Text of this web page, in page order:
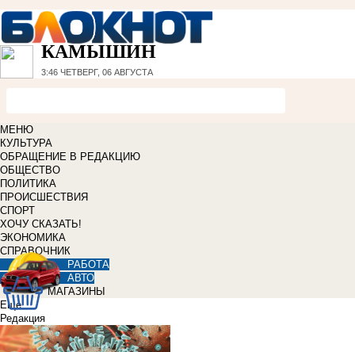
КАМЫШИН
3:46 ЧЕТВЕРГ, 06 АВГУСТА
МЕНЮ
КУЛЬТУРА
ОБРАЩЕНИЕ В РЕДАКЦИЮ
ОБЩЕСТВО
ПОЛИТИКА
ПРОИСШЕСТВИЯ
СПОРТ
ХОЧУ СКАЗАТЬ!
ЭКОНОМИКА
СПРАВОЧНИК
РАБОТА
АВТО
МАГАЗИНЫ
Еще
Редакция